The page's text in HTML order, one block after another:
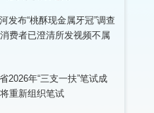
发布“桃酥现金属牙冠”调查
费者已澄清所发视频不属
2026年“三支一扶”笔试成
重新组织笔试